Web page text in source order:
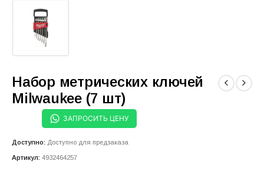
Набор метрических ключей
Milwaukee (7 шт)
ЗАПРОСИТЬ ЦЕНУ
Доступно: Доступно для предзаказа
Артикул: 4932464257